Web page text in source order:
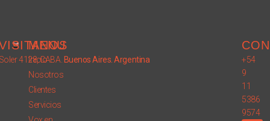
MENU
Inicio
Nosotros
Clientes
Servicios
4128, CABA. Buenos Aires. Argentina
+54
9
11
5386
9574